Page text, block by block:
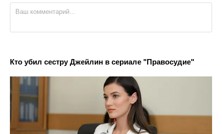
Кто убил сестру Джейлин в сериале "Правосудие"